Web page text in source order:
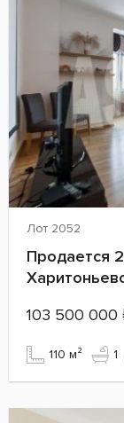
Лот 2052
Продается
103 500 000
110 м² 1